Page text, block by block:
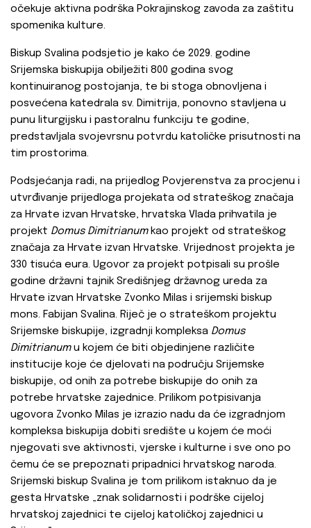
očekuje aktivna podrška Pokrajinskog zavoda za zaštitu
spomenika kulture.
Biskup Svalina podsjetio je kako će 2029. godine
Srijemska biskupija obilježiti 800 godina svog
kontinuiranog postojanja, te bi stoga obnovljena i
posvećena katedrala sv. Dimitrija, ponovno stavljena u
punu liturgijsku i pastoralnu funkciju te godine,
predstavljala svojevrsnu potvrdu katoličke prisutnosti na
tim prostorima.
Podsjećanja radi, na prijedlog Povjerenstva za procjenu i
utvrđivanje prijedloga projekata od strateškog značaja
za Hrvate izvan Hrvatske, hrvatska Vlada prihvatila je
projekt Domus Dimitrianumkao projekt od strateškog
značaja za Hrvate izvan Hrvatske. Vrijednost projekta je
330 tisuća eura. Ugovor za projekt potpisali su prošle
godine državni tajnik Središnjeg državnog ureda za
Hrvate izvan Hrvatske Zvonko Milas i srijemski biskup
mons. Fabijan Svalina. Riječ je o strateškom projektu
Srijemske biskupije, izgradnji kompleksa Domus
Dimitrianumu kojem će biti objedinjene različite
institucije koje će djelovati na području Srijemske
biskupije, od onih za potrebe biskupije do onih za
potrebe hrvatske zajednice. Prilikom potpisivanja
ugovora Zvonko Milas je izrazio nadu da će izgradnjom
kompleksa biskupija dobiti središte u kojem će moći
njegovati sve aktivnosti, vjerske i kulturne i sve ono po
čemu će se prepoznati pripadnici hrvatskog naroda.
Srijemski biskup Svalina je tom prilikom istaknuo da je
gesta Hrvatske „znak solidarnosti i podrške cijeloj
hrvatskoj zajednici te cijeloj katoličkoj zajednici u